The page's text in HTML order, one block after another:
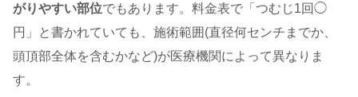
がりやすい部位でもあります。料金表で「つむじ1回◯
円」と書かれていても、施術範囲(直径何センチまでか、
頭頂部全体を含むかなど)が医療機関によって異なりま
す。